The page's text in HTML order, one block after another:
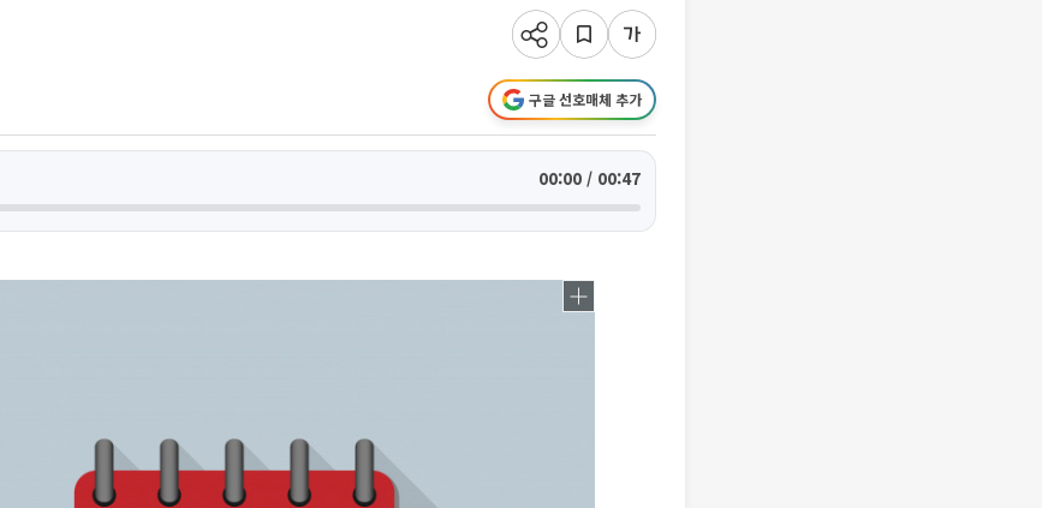
구글 선호매체 추가
00:00 / 00:47